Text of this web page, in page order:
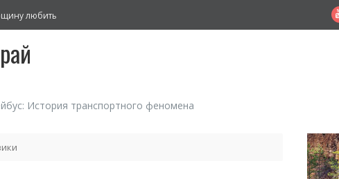
любить
История транспортного феномена